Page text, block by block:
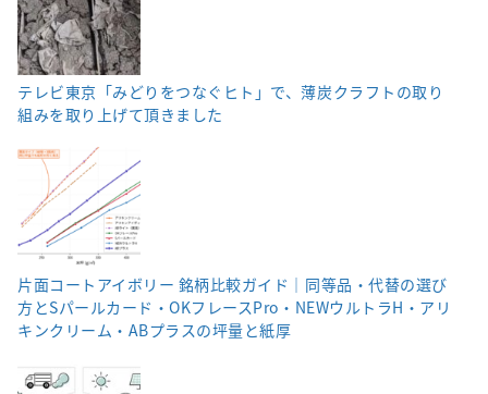
テレビ東京「みどりをつなぐヒト」で、薄炭クラフトの取り
組みを取り上げて頂きました
片面コートアイボリー 銘柄比較ガイド｜同等品・代替の選び
方とSパールカード・OKフレースPro・NEWウルトラH・アリ
キンクリーム・ABプラスの坪量と紙厚